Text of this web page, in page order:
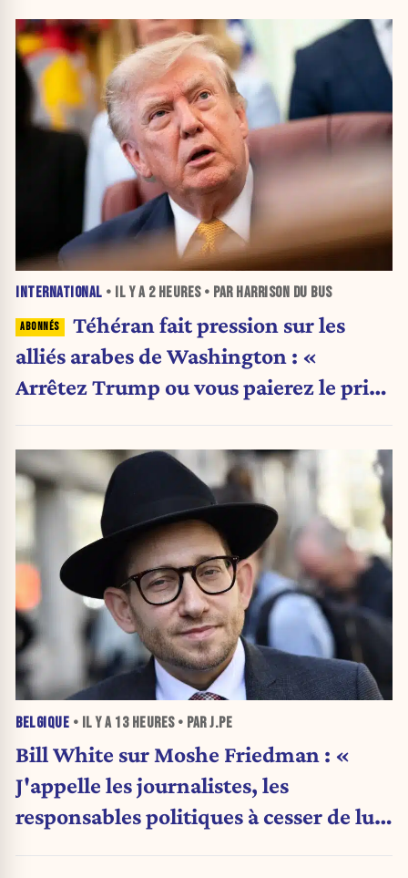
INTERNATIONAL • IL Y A 2 HEURES• PAR HARRISON DU BUS
Téhéran fait pression sur les
alliés arabes de Washington : «
Arrêtez Trump ou vous paierez le prix
BELGIQUE • IL Y A 13 HEURES• PAR J.PE
Bill White sur Moshe Friedman : «
J'appelle les journalistes, les
responsables politiques à cesser de lui